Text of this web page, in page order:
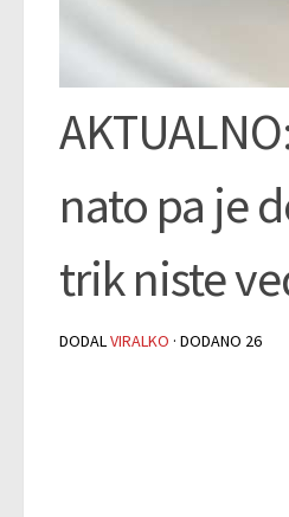
nato pa je
trik niste
DODALVIRALKO · DODANO 26